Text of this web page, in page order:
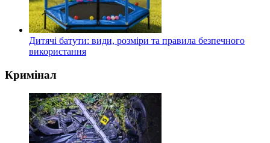
Дитячі батути: види, розміри та правила безпечного
використання
Кримінал